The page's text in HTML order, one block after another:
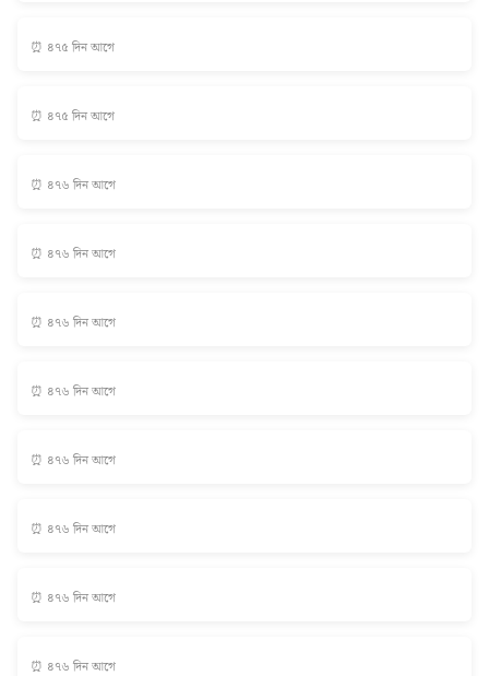
⏰ ৪৭৫ দিন আগে
⏰ ৪৭৫ দিন আগে
⏰ ৪৭৬ দিন আগে
⏰ ৪৭৬ দিন আগে
⏰ ৪৭৬ দিন আগে
⏰ ৪৭৬ দিন আগে
⏰ ৪৭৬ দিন আগে
⏰ ৪৭৬ দিন আগে
⏰ ৪৭৬ দিন আগে
⏰ ৪৭৬ দিন আগে